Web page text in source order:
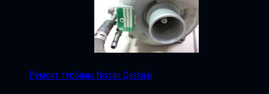
Ремонт турбины Nissan Qashqai